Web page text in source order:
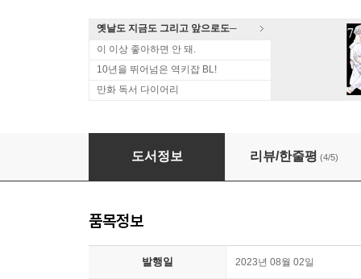
옛날도 지금도 그리고 앞으로도─
이 이상 좋아하면 안 돼.
10년을 뛰어넘은 역키잡 BL!
만화 독서 다이어리
[대여] [세트] [BL] 용이 비를 내리는 나라 (총
도서정보 리뷰/한줄평 (4/5)
품목정보
발행일 2023년 08월 02일